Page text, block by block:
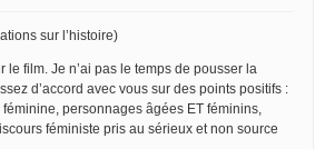
sur l’histoire)
le film. Je n’ai pas le temps de pousser la
d’accord avec vous sur des points positifs :
personnages âgées ET féminins,
féministe pris au sérieux et non source